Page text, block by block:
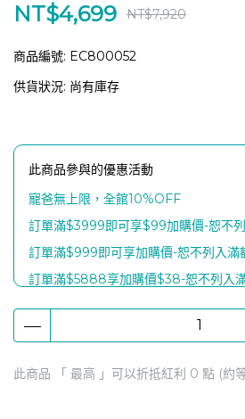
NT$4,699 NT$7,920
商品編號: EC800052
供貨狀況: 尚有庫存
此商品參與的優惠活動
寵爸無上限，全館10%OFF
訂單滿$3999即可享$99加購價-恕不
訂單滿$999即可享加購價-恕不列入滿
訂單滿$5888享加購價$38-恕不列入
滿$8888贈【富士電通石墨稀熱感喚
滿額$1999贈康普茶2瓶(口味隨機)
滿$5888贈【認證靈芝60粒x 1瓶】
此商品 「 最高 」可以折抵紅利 0 點 (約